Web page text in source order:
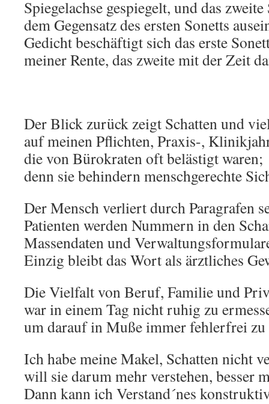
Spiegelachse gespiegelt, und das
dem Gegensatz des ersten Sonetts
Gedicht beschäftigt sich das erste
meiner Rente, das zweite mit der Zeit
Der Blick zurück zeigt Schatten und
auf meinen Pflichten, Praxis-,
die von Bürokraten oft belästigt waren;
denn sie behindern menschgerechte
Der Mensch verliert durch Paragrafen
Patienten werden Nummern in den
Massendaten und
Einzig bleibt das Wort als ärztliches
Die Vielfalt von Beruf, Familie und
war in einem Tag nicht ruhig zu
um darauf in Muße immer fehlerfrei zu
Ich habe meine Makel, Schatten nicht
will sie darum mehr verstehen, besser
Dann kann ich Verstand´nes